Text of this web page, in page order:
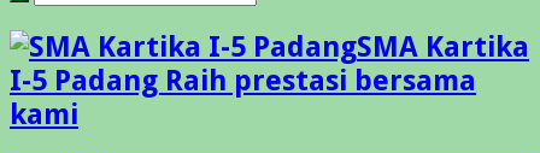
SMA Kartika
I-5 Padang Raih prestasi bersama
kami